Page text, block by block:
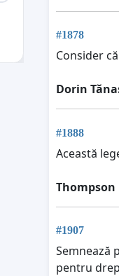
#1878
Consider
Dorin
#1888
Această
Thompson
#1907
Semnează
pentru